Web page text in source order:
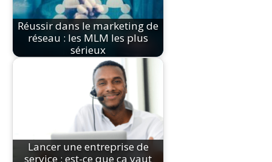
Réussir dans le marketing de
réseau : les MLM les plus
sérieux
Lancer une entreprise de
service : est-ce que ça vaut